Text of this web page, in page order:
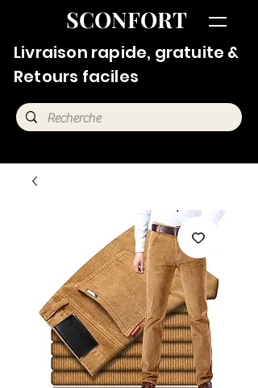
SCONFORT
Livraison rapide, gratuite &
Retours faciles